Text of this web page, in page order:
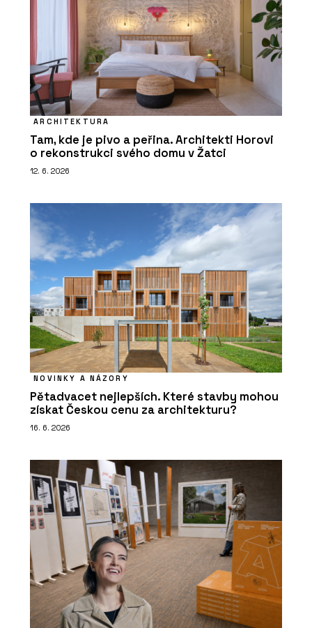
ARCHITEKTURA
Tam, kde je pivo a peřina. Architekti Horovi
o rekonstrukci svého domu v Žatci
12. 6. 2026
NOVINKY A NÁZORY
Pětadvacet nejlepších. Které stavby mohou
získat Českou cenu za architekturu?
16. 6. 2026